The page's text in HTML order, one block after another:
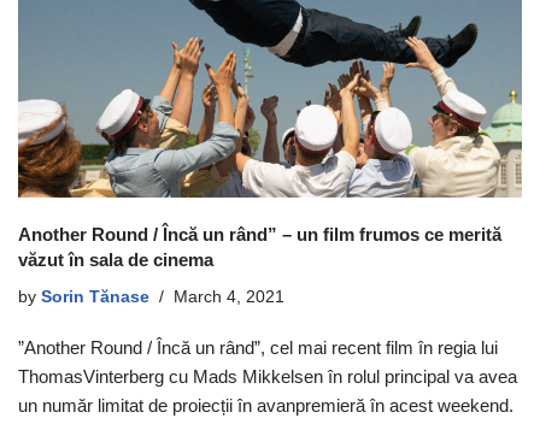
Another Round / Încă un rând” – un film frumos ce merită
văzut în sala de cinema
by Sorin Tănase March 4, 2021
”Another Round / Încă un rând”, cel mai recent film în regia lui
ThomasVinterberg cu Mads Mikkelsen în rolul principal va avea
un număr limitat de proiecții în avanpremieră în acest weekend.